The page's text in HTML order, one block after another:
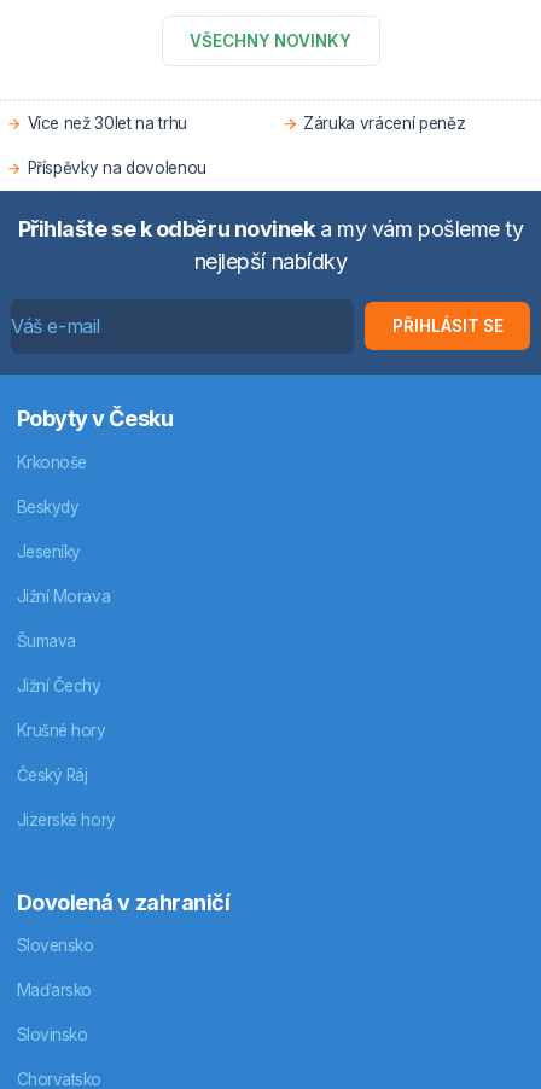
VŠECHNY NOVINKY
Více než 30let na trhu Záruka vrácení peněz
Příspěvky na dovolenou
Přihlašte se k odběru novineka my vám pošleme ty
nejlepší nabídky
PŘIHLÁSIT SE
Pobyty v Česku
Krkonoše
Beskydy
Jeseníky
Jižní Morava
Šumava
Jižní Čechy
Krušné hory
Český Ráj
Jizerské hory
Dovolená v zahraničí
Slovensko
Maďarsko
Slovinsko
Chorvatsko